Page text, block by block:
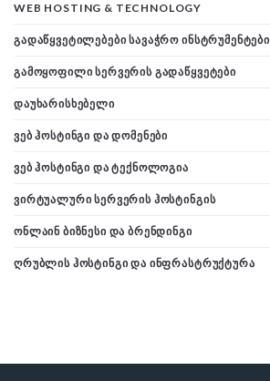
WEB HOSTING & TECHNOLOGY
ᲒᲐᲓᲐᲬᲧᲕᲔᲢᲘᲚᲔᲑᲔᲑᲘ ᲡᲐᲕᲐᲭᲠᲝ ᲘᲜᲡᲢᲠᲣᲛᲔᲜᲢᲔᲑᲘ
ᲒᲐᲛᲝᲧᲝᲤᲘᲚᲘ ᲡᲔᲠᲕᲔᲠᲘᲡ ᲒᲐᲓᲐᲬᲧᲕᲔᲢᲔᲑᲘ
ᲓᲐᲣᲮᲐᲠᲘᲡᲮᲔᲑᲔᲚᲘ
ᲕᲔᲑ ᲰᲝᲡᲢᲘᲜᲒᲘ ᲓᲐ ᲓᲝᲛᲔᲜᲔᲑᲘ
ᲕᲔᲑ ᲰᲝᲡᲢᲘᲜᲒᲘ ᲓᲐ ᲢᲔᲥᲜᲝᲚᲝᲒᲘᲐ
ᲕᲘᲠᲢᲣᲐᲚᲣᲠᲘ ᲡᲔᲠᲕᲔᲠᲘᲡ ᲰᲝᲡᲢᲘᲜᲒᲘᲡ
ᲝᲜᲚᲐᲘᲜ ᲑᲘᲖᲜᲔᲡᲘ ᲓᲐ ᲑᲠᲔᲜᲓᲘᲜᲒᲘ
ᲦᲠᲣᲑᲚᲘᲡ ᲰᲝᲡᲢᲘᲜᲒᲘ ᲓᲐ ᲘᲜᲤᲠᲐᲡᲢᲠᲣᲥᲢᲣᲠᲐ